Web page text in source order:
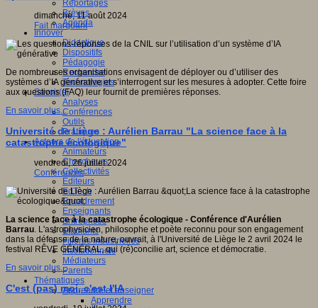
Reportages
Brèves
Agenda
Innover
Didactique
Dispositifs
Pédagogie
Recherche
Technologies
Savoir(s)
Analyses
Conférences
Outils
Pratiques
Acteurs de l'éducation
Animateurs
Chercheurs
Collectivités
Editeurs
EdTech
Encadrement
Enseignants
Entreprises
Etudiants
Filières industrielles
Institutionnels
Médiateurs
Parents
Thématiques
Apprendre et enseigner
Apprendre
dimanche, 11 août 2024
Fait marquant
De nombreuses organisations envisagent de déployer ou d’utiliser des
systèmes d’IA générative et s’interrogent sur les mesures à adopter. Cette foire
aux questions (FAQ) leur fournit de premières réponses.
En savoir plus...
Université de Liège : Aurélien Barrau "La science face à la
catastrophe écologique"
vendredi, 26 juillet 2024
Conférences
La science face à la catastrophe écologique - Conférence d'Aurélien
Barrau. L'astrophysicien, philosophe et poète reconnu pour son engagement
dans la défense de la nature, ouvrait, à l'Université de Liège le 2 avril 2024 le
festival RÊVE GÉNÉRAL, qui (ré)concilie art, science et démocratie.
En savoir plus...
C'est (pas) moi, c'est l'IA